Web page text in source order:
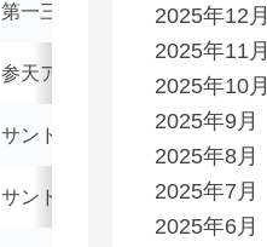
第一三共エスファ
参天アイケア
サンド
サンド
2025年12月
2025年11月
2025年10月
2025年9月
2025年8月
2025年7月
2025年6月